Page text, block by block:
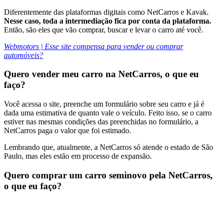
Diferentemente das plataformas digitais como NetCarros e Kavak.
Nesse caso, toda a intermediação fica por conta da plataforma.
Então, são eles que vão comprar, buscar e levar o carro até você.
Webmotors | Esse site compensa para vender ou comprar
automóveis?
Quero vender meu carro na NetCarros, o que eu
faço?
Você acessa o site, preenche um formulário sobre seu carro e já é
dada uma estimativa de quanto vale o veículo. Feito isso, se o carro
estiver nas mesmas condições das preenchidas no formulário, a
NetCarros paga o valor que foi estimado.
Lembrando que, atualmente, a NetCarros só atende o estado de São
Paulo, mas eles estão em processo de expansão.
Quero comprar um carro seminovo pela NetCarros,
o que eu faço?